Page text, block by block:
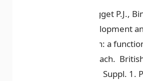
Koletzko В. Agget P.J.,
Growth, Development
Differentiation: a
science approach.
1998. Vol. 80. Suppl. 1.